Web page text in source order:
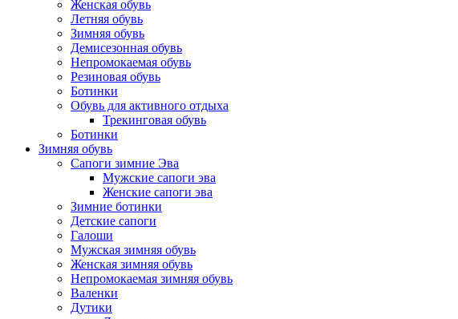
Женская обувь
Летняя обувь
Зимняя обувь
Демисезонная обувь
Непромокаемая обувь
Резиновая обувь
Ботинки
Обувь для активного отдыха
Трекинговая обувь
Ботинки
Зимняя обувь
Сапоги зимние Эва
Мужские сапоги эва
Женские сапоги эва
Зимние ботинки
Детские сапоги
Галоши
Мужская зимняя обувь
Женская зимняя обувь
Непромокаемая зимняя обувь
Валенки
Дутики